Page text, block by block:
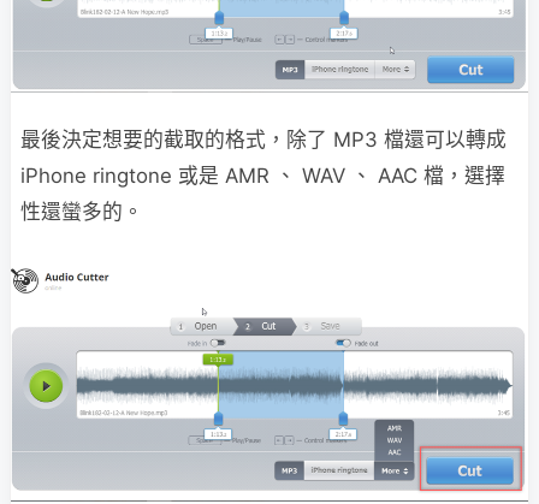
最後決定想要的截取的格式，除了 MP3 檔還可以轉成
iPhone ringtone 或是 AMR 、 WAV 、 AAC 檔，選擇
性還蠻多的。